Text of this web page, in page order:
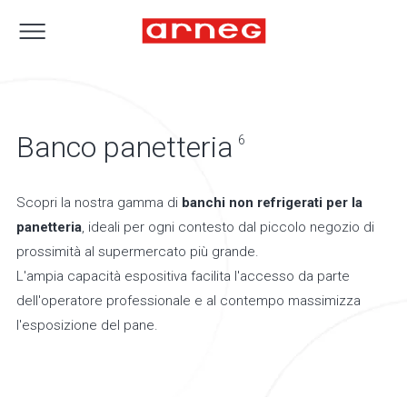
Banco panetteria 6
Scopri la nostra gamma di banchi non refrigerati per la
panetteria, ideali per ogni contesto dal piccolo negozio di
prossimità al supermercato più grande.
L'ampia capacità espositiva facilita l'accesso da parte
dell'operatore professionale e al contempo massimizza
l'esposizione del pane.